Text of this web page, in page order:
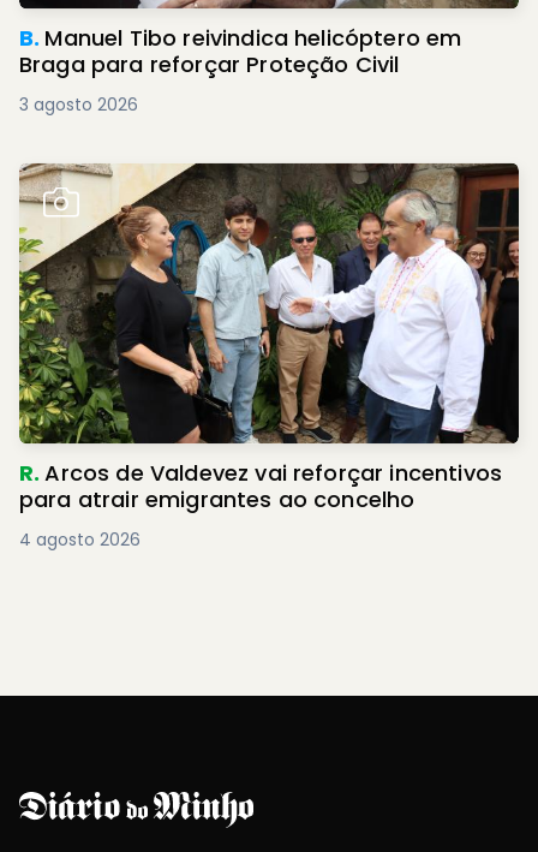
B. Manuel Tibo reivindica helicóptero em
Braga para reforçar Proteção Civil
3 agosto 2026
R.Arcos de Valdevez vai reforçar incentivos
para atrair emigrantes ao concelho
4 agosto 2026